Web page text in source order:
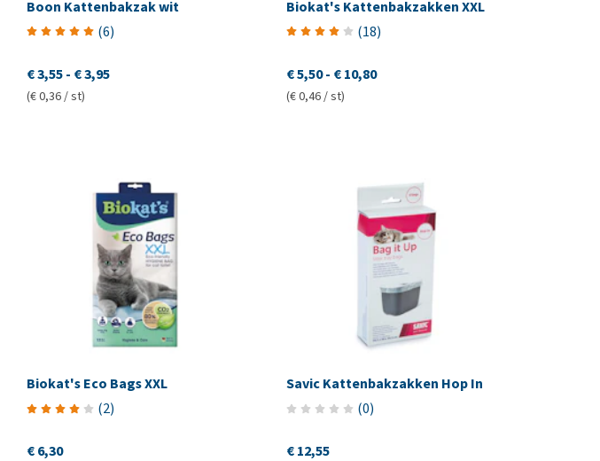
Boon Kattenbakzak wit
(6)
€ 3,55 - € 3,95
(€ 0,36 / st)
Biokat's Kattenbakzakken XXL
(18)
€ 5,50- € 10,80
(€ 0,46 / st)
Biokat's Eco Bags XXL
(2)
€ 6,30
Savic Kattenbakzakken Hop In
(0)
€ 12,55